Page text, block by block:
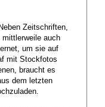
Zeitschriften,
mittlerweile auch
um sie auf
mit Stockfotos
braucht es
dem letzten